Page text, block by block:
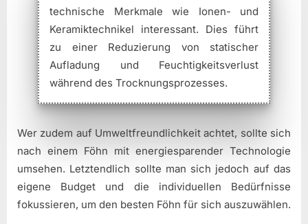
technische Merkmale wie Ionen- und
Keramiktechnikel interessant. Dies führt
zu einer Reduzierung von statischer
Aufladung und Feuchtigkeitsverlust
während des Trocknungsprozesses.
Wer zudem auf Umweltfreundlichkeit achtet, sollte sich
nach einem Föhn mit energiesparender Technologie
umsehen. Letztendlich sollte man sich jedoch auf das
eigene Budget und die individuellen Bedürfnisse
fokussieren, um den besten Föhn für sich auszuwählen.